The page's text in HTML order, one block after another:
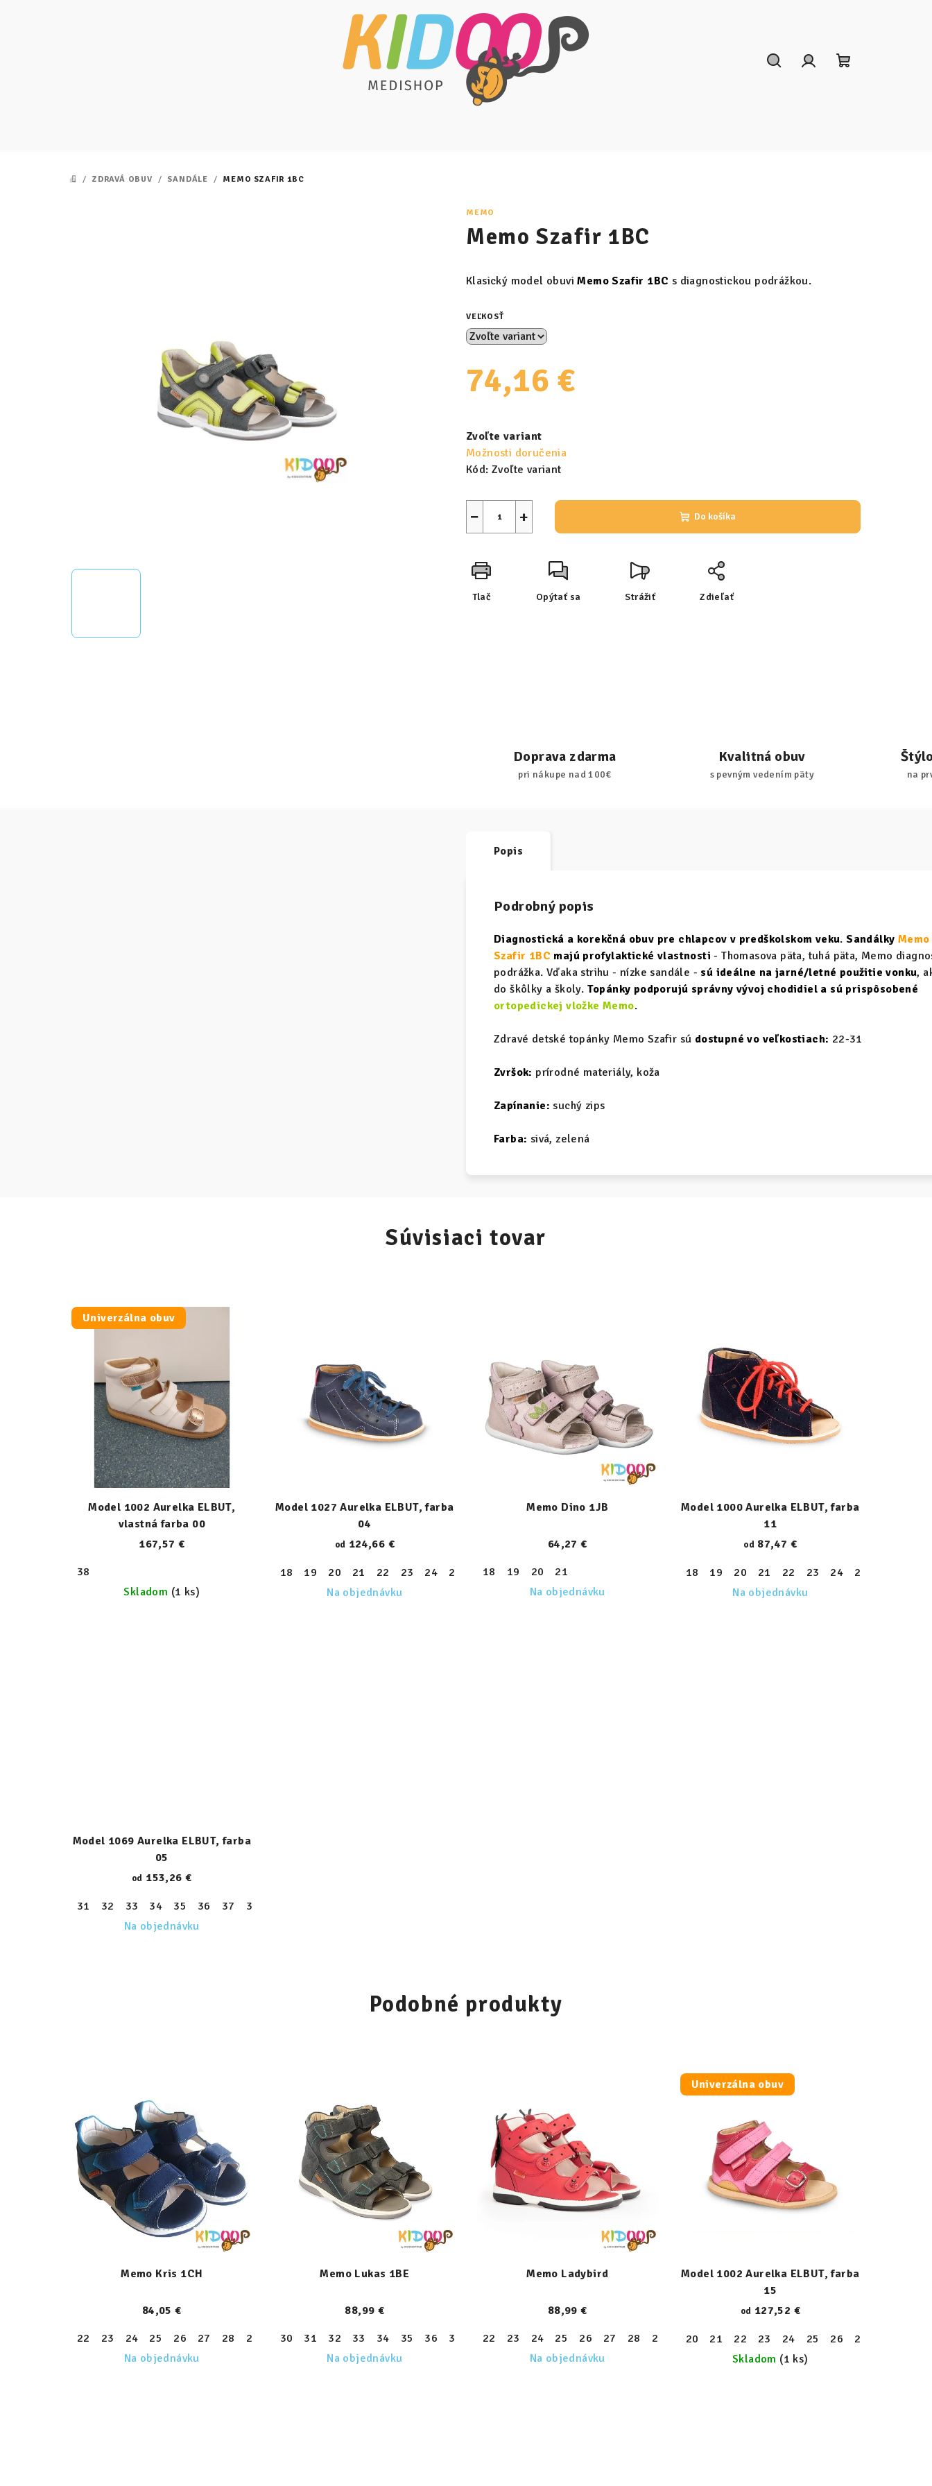
DOMOV
/ ZDRAVÁ OBUV / SANDÁLE / MEMO SZAFIR 1BC
MEMO
Memo Szafir 1BC
Klasický model obuviMemo Szafir 1BC s diagnostickou podrážkou.
VEĽKOSŤ
74,16 €
cena:
Zvoľte variant
Možnosti doručenia
Kód: Zvoľte variant
+
− Do košíka
Tlač Opýtať sa Strážiť Zdieľať
Doprava zdarma
pri nákupe nad 100€
Kvalitná obuv
s pevným vedením päty na
Popis
Podrobný popis
Diagnostická a korekčná obuv pre chlapcov v predškolskom veku.Sandálky Memo
Szafir 1BC majú profylaktické vlastnosti - Thomasova päta, tuhá päta, Memo
podrážka. Vďaka strihu - nízke sandále - sú ideálne na jarné/letné použitie vonku,
do škôlky a školy. Topánky podporujú správny vývoj chodidiel a sú prispôsobené
ortopedickej vložke Memo.
Zdravé detské topánky Memo Szafir sú dostupné vo veľkostiach: 22-31
Zvršok: prírodné materiály, koža
Zapínanie: suchý zips
Farba: sivá, zelená
Súvisiaci tovar
Univerzálna obuv
Model 1002 Aurelka ELBUT,
vlastná farba 00
167,57 €
38
Skladom (1 ks)
Model 1027 Aurelka ELBUT, farba
04
od 124,66 €
18 19 20 21 22 23 24 25 26 27 28 29
Na objednávku
Memo Dino 1JB
64,27 €
18
19 20
21
Na objednávku
Model 1000 Aurelka ELBUT, farba
11
od 87,47 €
18 19 20 21 22 23 24 25
Na objednávku
Model 1069 Aurelka ELBUT, farba
05
od 153,26 €
31 32 33 34 35 36 37 38
Na objednávku
Podobné produkty
Memo Kris 1CH
84,05 €
22
23 24 25 26 27 28 29 30
31
Na objednávku
Memo Lukas 1BE
88,99 €
30
31 32 33 34 35 36 37
38
Na objednávku
Memo Ladybird
88,99 €
22
23 24 25 26 27 28
29
Na objednávku
Univerzálna obuv
Model 1002 Aurelka ELBUT, farba
15
od 127,52 €
20 21 22 23 24 25 26 27
Skladom (1 ks)